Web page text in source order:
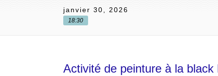
janvier 30, 2026
18:30
Activité de peinture à la black